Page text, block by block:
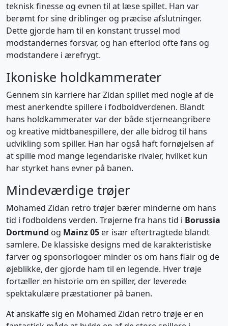
teknisk finesse og evnen til at læse spillet. Han var
berømt for sine driblinger og præcise afslutninger.
Dette gjorde ham til en konstant trussel mod
modstandernes forsvar, og han efterlod ofte fans og
modstandere i ærefrygt.
Ikoniske holdkammerater
Gennem sin karriere har Zidan spillet med nogle af de
mest anerkendte spillere i fodboldverdenen. Blandt
hans holdkammerater var der både stjerneangribere
og kreative midtbanespillere, der alle bidrog til hans
udvikling som spiller. Han har også haft fornøjelsen af
at spille mod mange legendariske rivaler, hvilket kun
har styrket hans evner på banen.
Mindeværdige trøjer
Mohamed Zidan retro trøjer bærer minderne om hans
tid i fodboldens verden. Trøjerne fra hans tid i Borussia
Dortmund og Mainz 05 er især eftertragtede blandt
samlere. De klassiske designs med de karakteristiske
farver og sponsorlogoer minder os om hans flair og de
øjeblikke, der gjorde ham til en legende. Hver trøje
fortæller en historie om en spiller, der leverede
spektakulære præstationer på banen.
At anskaffe sig en Mohamed Zidan retro trøje er en